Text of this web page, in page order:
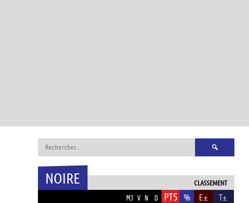
Rechercher :
CLASSEMENT
NOIRE
MJ V N D PTS % E± T±